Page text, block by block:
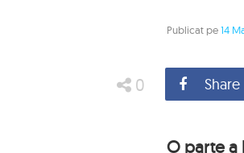
Publicat pe14
0 Share
O parte a